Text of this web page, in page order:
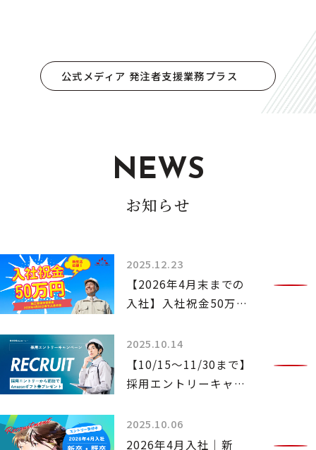
公式メディア 発注者支援業務プラス
NEWS
お知らせ
2025.12.23
【2026年4月末までの
入社】入社祝金50万円
2025.10.14
【10/15〜11/30まで】
採用エントリーキャン
す
2025.10.06
2026年4月入社｜新